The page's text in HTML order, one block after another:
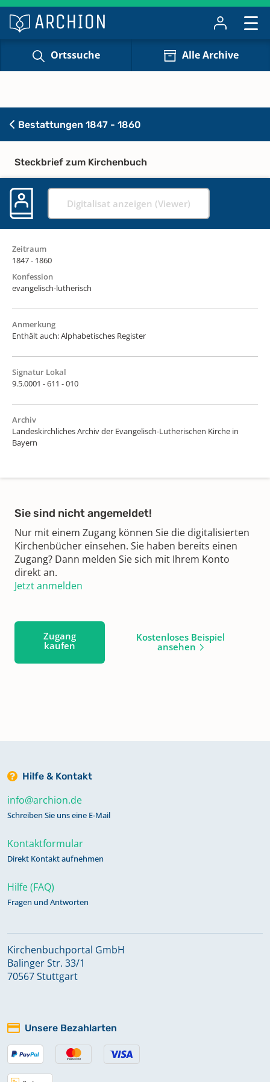
Ortssuche Alle Archive
Bestattungen 1847 - 1860
Steckbrief zum Kirchenbuch
Digitalisat anzeigen (Viewer)
Zeitraum
1847 - 1860
Konfession
evangelisch-lutherisch
Anmerkung
Enthält auch: Alphabetisches Register
Signatur Lokal
9.5.0001 - 611 - 010
Archiv
Landeskirchliches Archiv der Evangelisch-Lutherischen Kirche in
Bayern
Sie sind nicht angemeldet!
Nur mit einem Zugang können Sie die digitalisierten
Kirchenbücher einsehen. Sie haben bereits einen
Zugang? Dann melden Sie sich mit Ihrem Konto
direkt an.
Jetzt anmelden
Zugang
kaufen
Kostenloses Beispiel
ansehen
Hilfe & Kontakt
info@archion.de
Schreiben Sie uns eine E-Mail
Kontaktformular
Direkt Kontakt aufnehmen
Hilfe (FAQ)
Fragen und Antworten
Kirchenbuchportal GmbH
Balinger Str. 33/1
70567 Stuttgart
Unsere Bezahlarten